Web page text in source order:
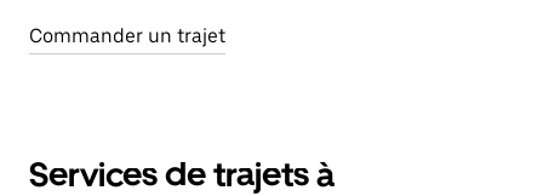
Commander un trajet
Services de trajets à